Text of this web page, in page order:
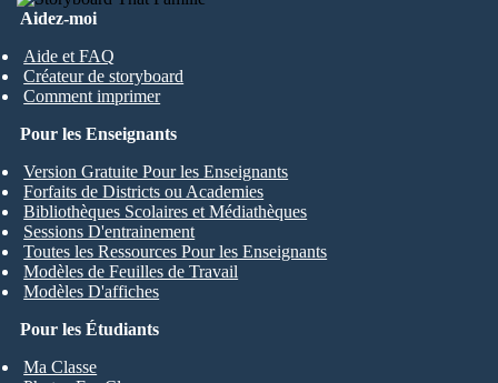
Aidez-moi
Aide et FAQ
Créateur de storyboard
Comment imprimer
Pour les Étudiants
Ma Classe
Pour les Enseignants
Version Gratuite Pour les Enseignants
Forfaits de Districts ou Academies
Bibliothèques Scolaires et Médiathèques
Sessions D'entrainement
Toutes les Ressources Pour les Enseignants
Modèles de Feuilles de Travail
Modèles D'affiches